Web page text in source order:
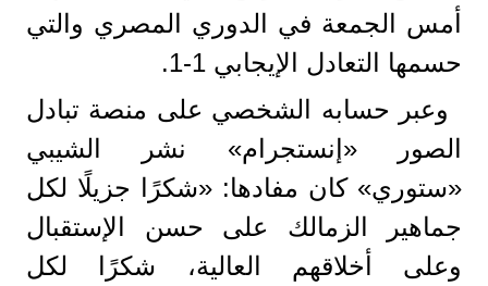
أمس الجمعة في الدوري المصري والتي
حسمها التعادل الإيجابي 1-1.
وعبر حسابه الشخصي على منصة تبادل
الصور «إنستجرام» نشر الشيبي
«ستوري» كان مفادها: «شكرًا جزيلًا لكل
جماهير الزمالك على حسن الإستقبال
وعلى أخلاقهم العالية، شكرًا لكل